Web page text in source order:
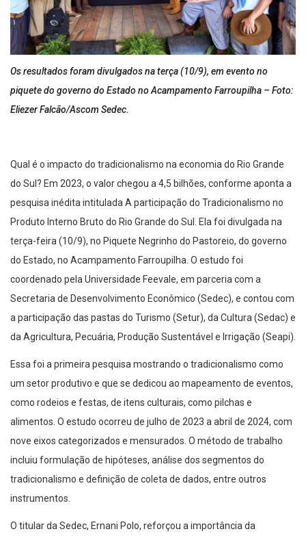
Os resultados foram divulgados na terça (10/9), em evento no
piquete do governo do Estado no Acampamento Farroupilha – Foto:
Eliezer Falcão/Ascom Sedec.
Qual é o impacto do tradicionalismo na economia do Rio Grande
do Sul? Em 2023, o valor chegou a 4,5 bilhões, conforme aponta a
pesquisa inédita intitulada A participação do Tradicionalismo no
Produto Interno Bruto do Rio Grande do Sul. Ela foi divulgada na
terça-feira (10/9), no Piquete Negrinho do Pastoreio, do governo
do Estado, no Acampamento Farroupilha. O estudo foi
coordenado pela Universidade Feevale, em parceria com a
Secretaria de Desenvolvimento Econômico (Sedec), e contou com
a participação das pastas do Turismo (Setur), da Cultura (Sedac) e
da Agricultura, Pecuária, Produção Sustentável e Irrigação (Seapi).
Essa foi a primeira pesquisa mostrando o tradicionalismo como
um setor produtivo e que se dedicou ao mapeamento de eventos,
como rodeios e festas, de itens culturais, como pilchas e
alimentos. O estudo ocorreu de julho de 2023 a abril de 2024, com
nove eixos categorizados e mensurados. O método de trabalho
incluiu formulação de hipóteses, análise dos segmentos do
tradicionalismo e definição de coleta de dados, entre outros
instrumentos.
O titular da Sedec, Ernani Polo, reforçou a importância da